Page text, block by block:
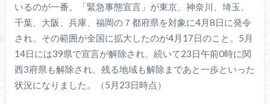
いるのが一番。「緊急事態宣言」が東京、神奈川、埼玉、
千葉、大阪、兵庫、福岡の７都府県を対象に4月8日に発令
され、その範囲が全国に拡大したのが4月17日のこと。5月
14日には39県で宣言が解除され、続いて23日午前0時に関
西3府県も解除され、残る地域も解除まであと一歩といった
状況になりました。（5月23日時点）